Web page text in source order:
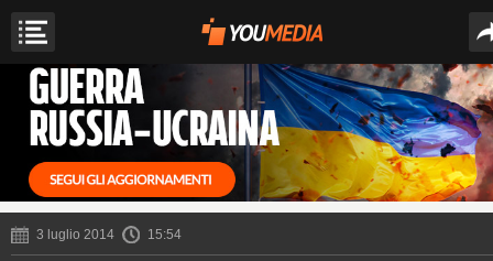
3 luglio 2014 15:54